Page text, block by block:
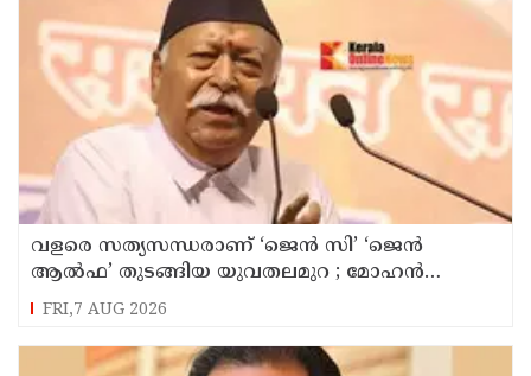
വളരെ സത്യസന്ധരാണ് ‘ജെൻ സി’ ‘ജെൻ
ആൽഫ’ തുടങ്ങിയ യുവതലമുറ ; മോഹൻ
ഭാഗവത്
FRI,7 AUG 2026